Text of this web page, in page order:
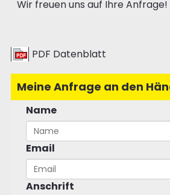
Wir freuen uns auf Ihre Anfrage!
PDF Datenblatt
Meine Anfrage an den
Name
Email
Anschrift